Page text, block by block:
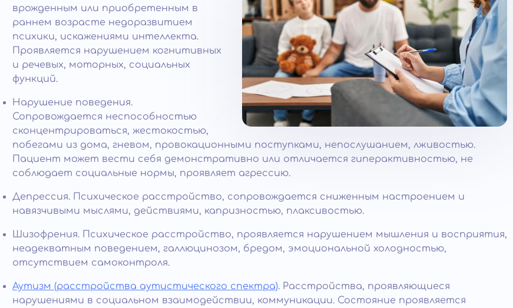
врожденным или приобретенным в
раннем возрасте недоразвитием
психики, искажениями интеллекта.
Проявляется нарушением когнитивных
и речевых, моторных, социальных
функций.
Нарушение поведения.
Сопровождается неспособностью
сконцентрироваться, жестокостью,
побегами из дома, гневом, провокационными поступками, непослушанием, лживостью.
Пациент может вести себя демонстративно или отличается гиперактивностью, не
соблюдает социальные нормы, проявляет агрессию.
Депрессия. Психическое расстройство, сопровождается сниженным настроением и
навязчивыми мыслями, действиями, капризностью, плаксивостью.
Шизофрения. Психическое расстройство, проявляется нарушением мышления и восприятия,
неадекватным поведением, галлюцинозом, бредом, эмоциональной холодностью,
отсутствием самоконтроля.
Аутизм (расстройства аутистического спектра). Расстройства, проявляющиеся
нарушениями в социальном взаимодействии, коммуникации. Состояние проявляется